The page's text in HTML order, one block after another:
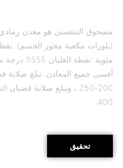
مسحوق التنغستن هو معدن
مئوية.
أقسى جميع المعادن. تبلغ صلابة
400.
تحقيق